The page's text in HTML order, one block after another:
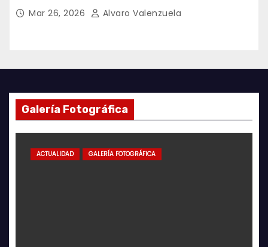
Mar 26, 2026 Alvaro Valenzuela
Galería Fotográfica
GALERÍA FOTOGRÁFICA